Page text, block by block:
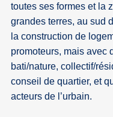
toutes ses formes et la
grandes terres, au sud
la construction de
promoteurs, mais avec
bati/nature, collectif/
conseil de quartier, et
acteurs de l’urbain.